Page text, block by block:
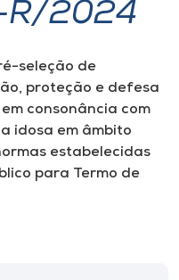
R/2024
seleção de
proteção e defesa
consonância com
idosa em âmbito
estabelecidas
para Termo de